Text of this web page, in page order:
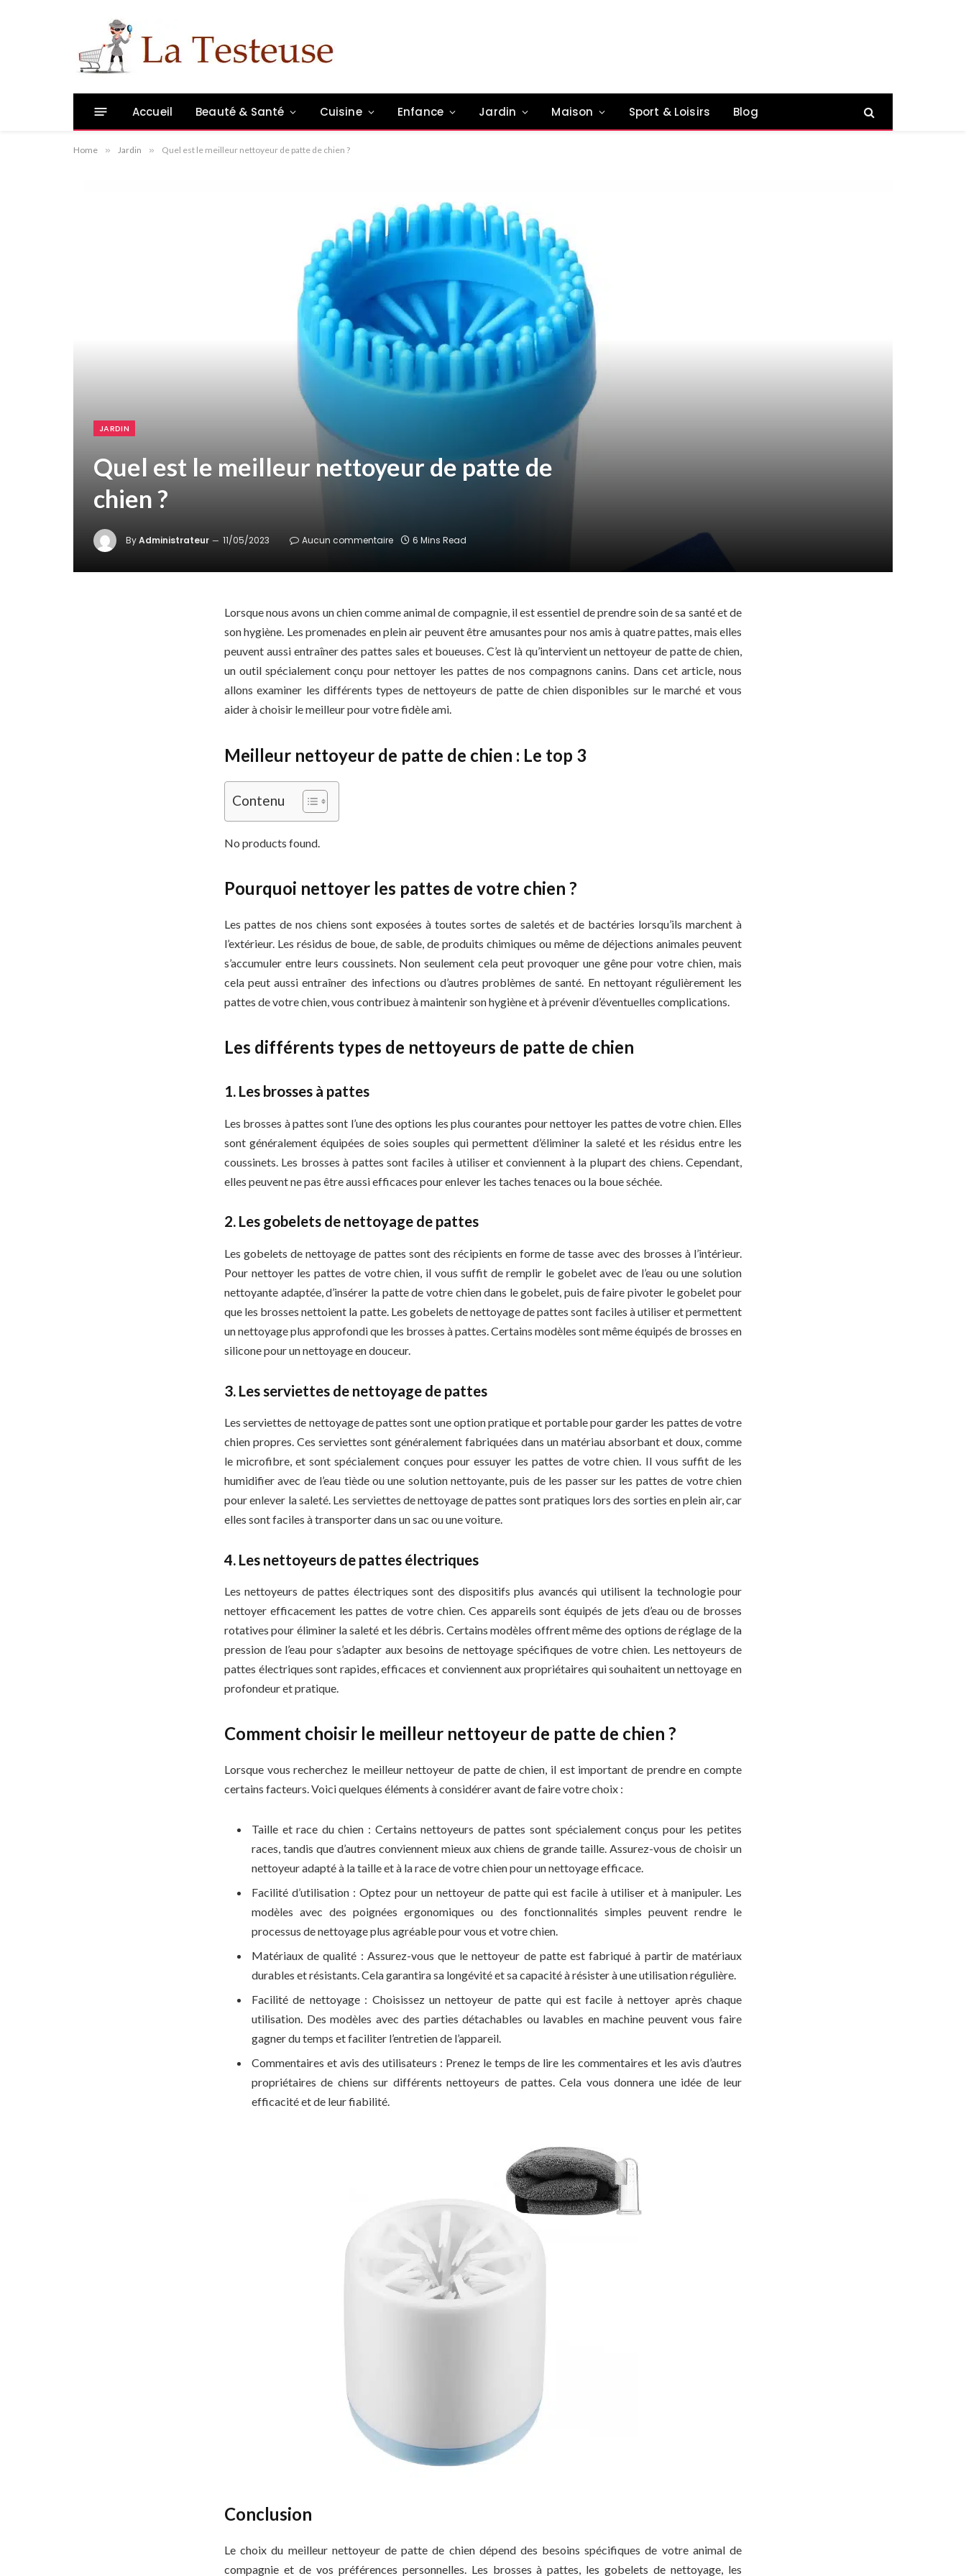
Accueil Beauté & Santé Cuisine Enfance Jardin Maison Sport & Loisirs Blog
Home » Jardin » Quel est le meilleur nettoyeur de patte de chien ?
JARDIN
Quel est le meilleur nettoyeur de patte de
chien ?
ByAdministrateur 11/05/2023 Aucun commentaire 6 Mins Read
Lorsque nous avons un chien comme animal de compagnie, il est essentiel de prendre soin de sa santé et de
son hygiène. Les promenades en plein air peuvent être amusantes pour nos amis à quatre pattes, mais elles
peuvent aussi entraîner des pattes sales et boueuses. C’est là qu’intervient un nettoyeur de patte de chien,
un outil spécialement conçu pour nettoyer les pattes de nos compagnons canins. Dans cet article, nous
allons examiner les différents types de nettoyeurs de patte de chien disponibles sur le marché et vous
aider à choisir le meilleur pour votre fidèle ami.
Meilleur nettoyeur de patte de chien : Le top 3
Contenu
No products found.
Pourquoi nettoyer les pattes de votre chien ?
Les pattes de nos chiens sont exposées à toutes sortes de saletés et de bactéries lorsqu’ils marchent à
l’extérieur. Les résidus de boue, de sable, de produits chimiques ou même de déjections animales peuvent
s’accumuler entre leurs coussinets. Non seulement cela peut provoquer une gêne pour votre chien, mais
cela peut aussi entraîner des infections ou d’autres problèmes de santé. En nettoyant régulièrement les
pattes de votre chien, vous contribuez à maintenir son hygiène et à prévenir d’éventuelles complications.
Les différents types de nettoyeurs de patte de chien
1. Les brosses à pattes
Les brosses à pattes sont l’une des options les plus courantes pour nettoyer les pattes de votre chien. Elles
sont généralement équipées de soies souples qui permettent d’éliminer la saleté et les résidus entre les
coussinets. Les brosses à pattes sont faciles à utiliser et conviennent à la plupart des chiens. Cependant,
elles peuvent ne pas être aussi efficaces pour enlever les taches tenaces ou la boue séchée.
2. Les gobelets de nettoyage de pattes
Les gobelets de nettoyage de pattes sont des récipients en forme de tasse avec des brosses à l’intérieur.
Pour nettoyer les pattes de votre chien, il vous suffit de remplir le gobelet avec de l’eau ou une solution
nettoyante adaptée, d’insérer la patte de votre chien dans le gobelet, puis de faire pivoter le gobelet pour
que les brosses nettoient la patte. Les gobelets de nettoyage de pattes sont faciles à utiliser et permettent
un nettoyage plus approfondi que les brosses à pattes. Certains modèles sont même équipés de brosses en
silicone pour un nettoyage en douceur.
3. Les serviettes de nettoyage de pattes
Les serviettes de nettoyage de pattes sont une option pratique et portable pour garder les pattes de votre
chien propres. Ces serviettes sont généralement fabriquées dans un matériau absorbant et doux, comme
le microfibre, et sont spécialement conçues pour essuyer les pattes de votre chien. Il vous suffit de les
humidifier avec de l’eau tiède ou une solution nettoyante, puis de les passer sur les pattes de votre chien
pour enlever la saleté. Les serviettes de nettoyage de pattes sont pratiques lors des sorties en plein air, car
elles sont faciles à transporter dans un sac ou une voiture.
4. Les nettoyeurs de pattes électriques
Les nettoyeurs de pattes électriques sont des dispositifs plus avancés qui utilisent la technologie pour
nettoyer efficacement les pattes de votre chien. Ces appareils sont équipés de jets d’eau ou de brosses
rotatives pour éliminer la saleté et les débris. Certains modèles offrent même des options de réglage de la
pression de l’eau pour s’adapter aux besoins de nettoyage spécifiques de votre chien. Les nettoyeurs de
pattes électriques sont rapides, efficaces et conviennent aux propriétaires qui souhaitent un nettoyage en
profondeur et pratique.
Comment choisir le meilleur nettoyeur de patte de chien ?
Lorsque vous recherchez le meilleur nettoyeur de patte de chien, il est important de prendre en compte
certains facteurs. Voici quelques éléments à considérer avant de faire votre choix :
Taille et race du chien : Certains nettoyeurs de pattes sont spécialement conçus pour les petites
races, tandis que d’autres conviennent mieux aux chiens de grande taille. Assurez-vous de choisir un
nettoyeur adapté à la taille et à la race de votre chien pour un nettoyage efficace.
Facilité d’utilisation : Optez pour un nettoyeur de patte qui est facile à utiliser et à manipuler. Les
modèles avec des poignées ergonomiques ou des fonctionnalités simples peuvent rendre le
processus de nettoyage plus agréable pour vous et votre chien.
Matériaux de qualité : Assurez-vous que le nettoyeur de patte est fabriqué à partir de matériaux
durables et résistants. Cela garantira sa longévité et sa capacité à résister à une utilisation régulière.
Facilité de nettoyage : Choisissez un nettoyeur de patte qui est facile à nettoyer après chaque
utilisation. Des modèles avec des parties détachables ou lavables en machine peuvent vous faire
gagner du temps et faciliter l’entretien de l’appareil.
Commentaires et avis des utilisateurs : Prenez le temps de lire les commentaires et les avis d’autres
propriétaires de chiens sur différents nettoyeurs de pattes. Cela vous donnera une idée de leur
efficacité et de leur fiabilité.
Conclusion
Le choix du meilleur nettoyeur de patte de chien dépend des besoins spécifiques de votre animal de
compagnie et de vos préférences personnelles. Les brosses à pattes, les gobelets de nettoyage, les